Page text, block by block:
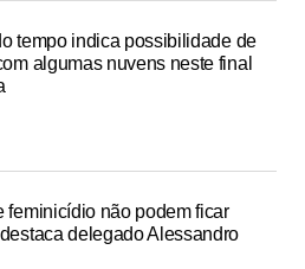
tempo indica possibilidade de
algumas nuvens neste final
feminicídio não podem ficar
delegado Alessandro